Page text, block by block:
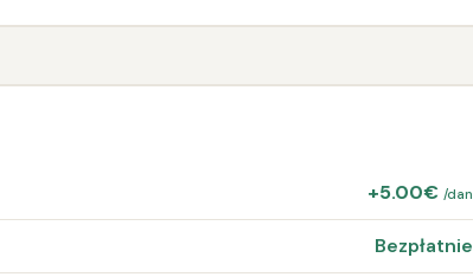
+5.00€ /dan
Bezpłatnie